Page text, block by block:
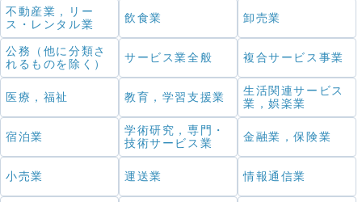
不動産業，リー
ス・レンタル業
飲食業 卸売業
公務（他に分類さ
れるものを除く）
サービス業全般 複合サービス事業
医療，福祉 教育，学習支援業
生活関連サービス
業，娯楽業
宿泊業
学術研究，専門・
技術サービス業
金融業，保険業
小売業 運送業 情報通信業